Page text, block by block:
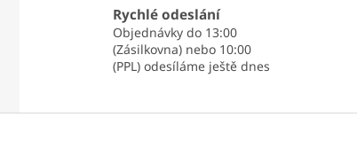
Rychlé odeslání
Objednávky do 13:00
(Zásilkovna) nebo 10:00
(PPL) odesíláme ještě dnes